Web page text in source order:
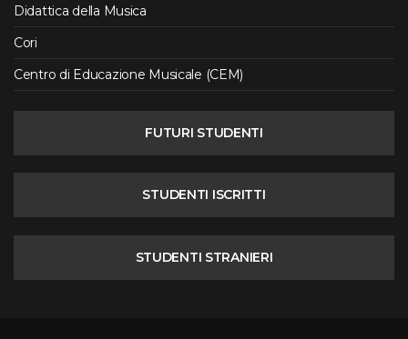
Didattica della Musica
Cori
Centro di Educazione Musicale (CEM)
FUTURI STUDENTI
STUDENTI ISCRITTI
STUDENTI STRANIERI